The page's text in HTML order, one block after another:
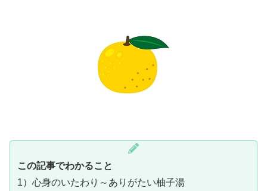
この記事でわかること
1）心身のいたわり～ありがたい柚子湯